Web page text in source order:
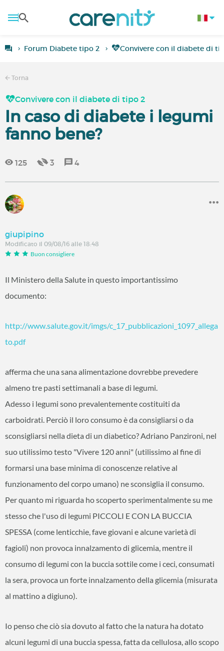
Forum Diabete tipo 2 Convivere con il diabete di
Torna
Convivere con il diabete di tipo 2
In caso di diabete i legumi
fanno bene?
125 3 4
giupipino
Modificato il 09/08/16 alle 18:48
Buon consigliere
Il Ministero della Salute in questo importantissimo
documento:
http://www.salute.gov.it/imgs/c_17_pubblicazioni_1097_allega
to.pdf
afferma che una sana alimentazione dovrebbe prevedere
almeno tre pasti settimanali a base di legumi.
Adesso i legumi sono prevalentemente costituiti da
carboidrati. Perciò il loro consumo è da consigliarsi o da
sconsigliarsi nella dieta di un diabetico? Adriano Panzironi, nel
suo utilissimo testo "Vivere 120 anni" (utilissimo al fine di
formarsi una base minima di conoscenze relative al
funzionamento del corpo umano) ne sconsiglia il consumo.
Per quanto mi riguarda ho scoperto sperimentalmente su me
stesso che l'uso di legumi PICCOLI E CON LA BUCCIA
SPESSA (come lenticchie, fave giovani e alcune varietà di
fagioli) non provoca innalzamento di glicemia, mentre il
consumo di legumi con la buccia sottile come i ceci, consumati
la sera, provoca un forte innalzamento della glicemia (misurata
al mattino a digiuno).
Io penso che ciò sia dovuto al fatto che la natura ha dotato
alcuni legumi di una buccia spessa, fatta da cellulosa, allo scopo